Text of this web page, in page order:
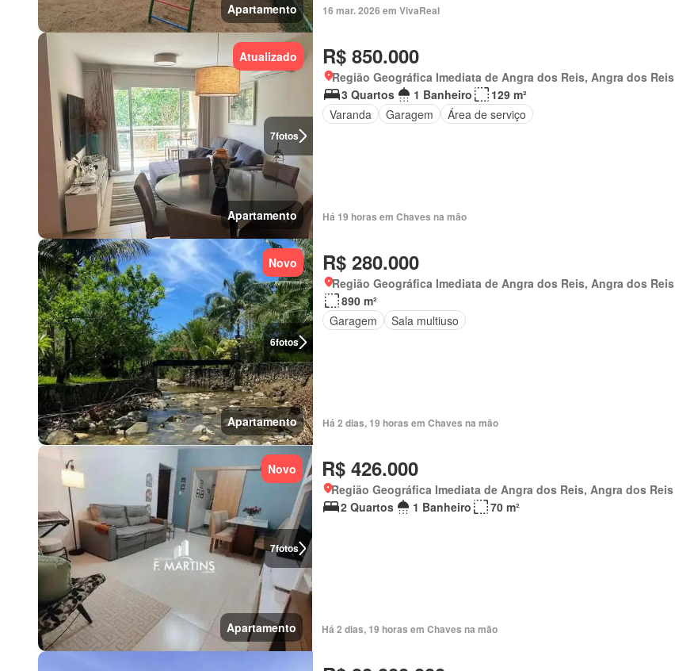
Apartamento 16 mar. 2026 em VivaReal
7fotos
Atualizado
Apartamento
R$ 850.000
Região Geográfica Imediata de Angra dos Reis, Angra dos Reis
3 Quartos
1 Banheiro
129 m²
Varanda
Garagem Área de serviço
Há 19 horas em Chaves na mão
6fotos
Novo
Apartamento
R$ 280.000
Região Geográfica Imediata de Angra dos Reis, Angra dos Reis
890 m²
Garagem
Sala multiuso
Há 2 dias, 19 horas em Chaves na mão
7fotos
Novo
Apartamento
R$ 426.000
Região Geográfica Imediata de Angra dos Reis, Angra dos Reis
2 Quartos
1 Banheiro 70 m²
Há 2 dias, 19 horas em Chaves na mão